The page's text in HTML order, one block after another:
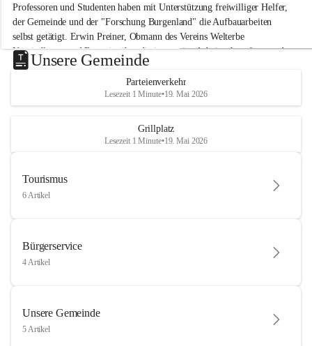
Professoren und Studenten haben mit Unterstützung freiwilliger Helfer,
der Gemeinde und der "Forschung Burgenland" die Aufbauarbeiten
selbst getätigt. Erwin Preiner, Obmann des Vereins Welterbe
Neusiedlersee und Bgm. ist über die innovative Arbeit sehr erfreut und
hofft auf baldige praktische Anwendung der Forschungsergebnisse.
Gerade in Zeiten des Klimawandels ist jede technologische Innovation
wichtig!
Unsere Gemeinde
Parteienverkehr
Lesezeit 1 Minute•19. Mai 2026
Grillplatz
Lesezeit 1 Minute•19. Mai 2026
Tourismus
6 Artikel
Bürgerservice
4 Artikel
Unsere Gemeinde
5 Artikel